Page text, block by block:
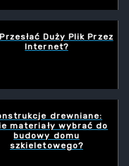
Duży Plik Przez
Internet?
drewniane:
materiały wybrać do
budowy domu
szkieletowego?